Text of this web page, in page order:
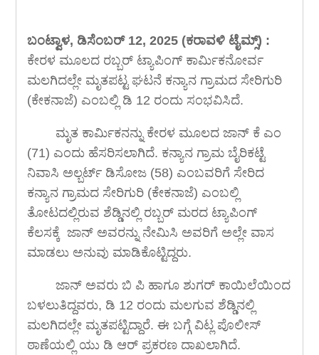
ಬಂಟ್ವಾಳ, ಡಿಸೆಂಬರ್ 12, 2025 (ಕರಾವಳಿ ಟೈಮ್ಸ್) :
ಕೇರಳ ಮೂಲದ ರಬ್ಬರ್ ಟ್ಯಾಪಿಂಗ್ ಕಾರ್ಮಿಕನೋರ್ವ
ಮಲಗಿದಲ್ಲೇ ಮೃತಪಟ್ಟ ಘಟನೆ ಕನ್ಯಾನ ಗ್ರಾಮದ ಸೇರಿಗುರಿ
(ಕೇಕನಾಜೆ) ಎಂಬಲ್ಲಿ ಡಿ 12 ರಂದು ಸಂಭವಿಸಿದೆ.
ಮೃತ ಕಾರ್ಮಿಕನನ್ನು ಕೇರಳ ಮೂಲದ ಜಾನ್ ಕೆ ಎಂ
(71) ಎಂದು ಹೆಸರಿಸಲಾಗಿದೆ. ಕನ್ಯಾನ ಗ್ರಾಮ ಬೈರಿಕಟ್ಟೆ
ನಿವಾಸಿ ಅಲ್ಬರ್ಟ್ ಡಿಸೋಜ (58) ಎಂಬವರಿಗೆ ಸೇರಿದ
ಕನ್ಯಾನ ಗ್ರಾಮದ ಸೇರಿಗುರಿ (ಕೇಕನಾಜೆ) ಎಂಬಲ್ಲಿ
ತೋಟದಲ್ಲಿರುವ ಶೆಡ್ಡಿನಲ್ಲಿ ರಬ್ಬರ್ ಮರದ ಟ್ಯಾಪಿಂಗ್
ಕೆಲಸಕ್ಕೆ ಜಾನ್ ಅವರನ್ನು ನೇಮಿಸಿ ಅವರಿಗೆ ಅಲ್ಲೇ ವಾಸ
ಮಾಡಲು ಅನುವು ಮಾಡಿಕೊಟ್ಟಿದ್ದರು.
ಜಾನ್ ಅವರು ಬಿ ಪಿ ಹಾಗೂ ಶುಗರ್ ಕಾಯಿಲೆಯಿಂದ
ಬಳಲುತಿದ್ದವರು, ಡಿ 12 ರಂದು ಮಲಗುವ ಶೆಡ್ಡಿನಲ್ಲಿ
ಮಲಗಿದಲ್ಲೇ ಮೃತಪಟ್ಟಿದ್ದಾರೆ. ಈ ಬಗ್ಗೆ ವಿಟ್ಲ ಪೊಲೀಸ್
ಠಾಣೆಯಲ್ಲಿ ಯು ಡಿ ಆರ್ ಪ್ರಕರಣ ದಾಖಲಾಗಿದೆ.